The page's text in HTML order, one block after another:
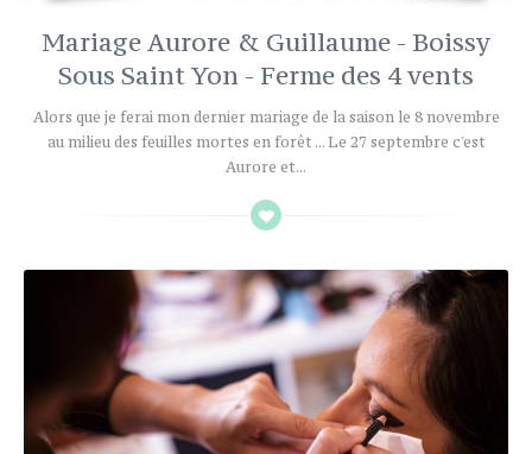
Mariage Aurore & Guillaume - Boissy
Sous Saint Yon - Ferme des 4 vents
Alors que je ferai mon dernier mariage de la saison le 8 novembre
au milieu des feuilles mortes en forêt ... Le 27 septembre c'est
Aurore et...